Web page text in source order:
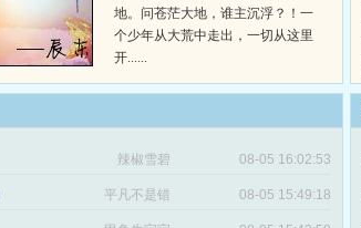
地。问苍茫大地，谁主沉浮？！一
个少年从大荒中走出，一切从这里
开......
辣椒雪碧 08-05 16:02:53
平凡不是错 08-05 15:49:18